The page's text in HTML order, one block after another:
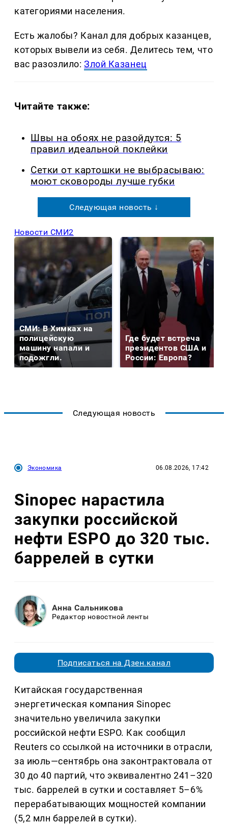
категориями населения.
Есть жалобы? Канал для добрых казанцев,
которых вывели из себя. Делитеcь тем, что
вас разозлило:Злой Казанец
Читайте также:
Швы на обоях не разойдутся: 5
правил идеальной поклейки
Сетки от картошки не выбрасываю:
моют сковороды лучше губки
Следующая новость ↓
Новости СМИ2
СМИ: В Химках на
полицейскую
машину напали и
подожгли.
Где будет встреча
президентов США и
России: Европа?
Следующая новость
Экономика 06.08.2026, 17:42
Sinopec нарастила
закупки российской
нефти ESPO до 320 тыс.
баррелей в сутки
Анна Сальникова
Редактор новостной ленты
Подписаться на Дзен.канал
Китайская государственная
энергетическая компания Sinopec
значительно увеличила закупки
российской нефти ESPO. Как сообщил
Reuters со ссылкой на источники в отрасли,
за июль—сентябрь она законтрактовала от
30 до 40 партий, что эквивалентно 241–320
тыс. баррелей в сутки и составляет 5–6%
перерабатывающих мощностей компании
(5,2 млн баррелей в сутки).